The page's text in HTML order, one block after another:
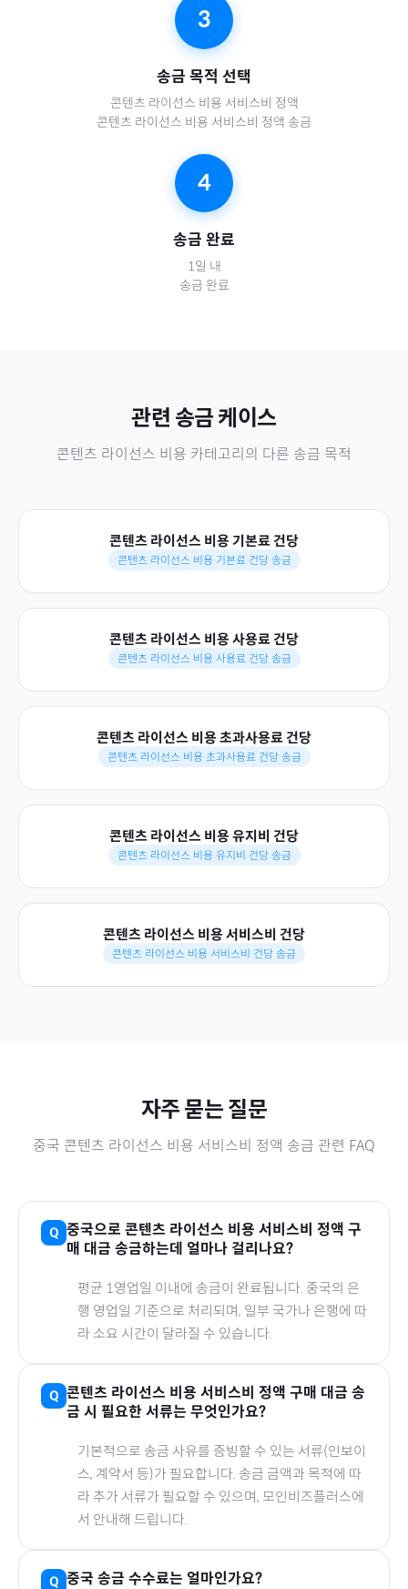
3
송금 목적 선택
콘텐츠 라이선스 비용 서비스비 정액
콘텐츠 라이선스 비용 서비스비 정액 송금
4
송금 완료
1일 내
송금 완료
관련 송금 케이스
콘텐츠 라이선스 비용 카테고리의 다른 송금 목적
콘텐츠 라이선스 비용 기본료 건당
콘텐츠 라이선스 비용 기본료 건당 송금
콘텐츠 라이선스 비용 사용료 건당
콘텐츠 라이선스 비용 사용료 건당 송금
콘텐츠 라이선스 비용 초과사용료 건당
콘텐츠 라이선스 비용 초과사용료 건당 송금
콘텐츠 라이선스 비용 유지비 건당
콘텐츠 라이선스 비용 유지비 건당 송금
콘텐츠 라이선스 비용 서비스비 건당
콘텐츠 라이선스 비용 서비스비 건당 송금
자주 묻는 질문
중국 콘텐츠 라이선스 비용 서비스비 정액 송금 관련 FAQ
중국으로 콘텐츠 라이선스 비용 서비스비 정액 구
매 대금 송금하는데 얼마나 걸리나요?
평균 1영업일 이내에 송금이 완료됩니다. 중국의 은
행 영업일 기준으로 처리되며, 일부 국가나 은행에 따
라 소요 시간이 달라질 수 있습니다.
콘텐츠 라이선스 비용 서비스비 정액 구매 대금 송
금 시 필요한 서류는 무엇인가요?
기본적으로 송금 사유를 증빙할 수 있는 서류(인보이
스, 계약서 등)가 필요합니다. 송금 금액과 목적에 따
라 추가 서류가 필요할 수 있으며, 모인비즈플러스에
서 안내해 드립니다.
중국 송금 수수료는 얼마인가요?